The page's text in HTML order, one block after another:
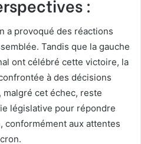
:
a provoqué des réactions
Tandis que la gauche
ont célébré cette victoire, la
à des décisions
malgré cet échec, reste
législative pour répondre
conformément aux attentes